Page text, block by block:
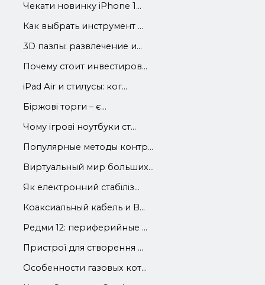
Чекати новинку iPhone 1...
Как выбрать инструмент ...
3D пазлы: развлечение и...
Почему стоит инвестиров...
iРad Аir и стилусы: ког...
Біржові торги – є...
Чому ігрові ноутбуки ст...
Популярные методы контр...
Виртуальный мир больших...
Як електронний стабіліз...
Коаксиальный кабель и В...
Редми 12: периферийные ...
Пристрої для створення ...
Особенности газовых кот...